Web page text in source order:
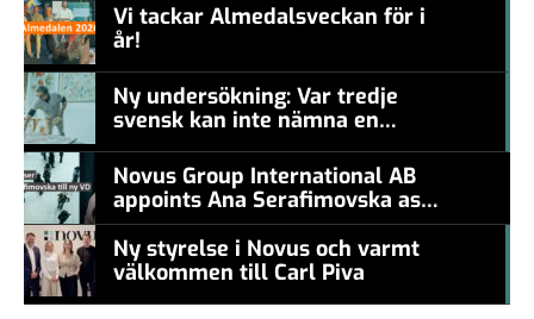
Vi tackar Almedalsveckan för i
år!
Ny undersökning: Var tredje
svensk kan inte nämna en
Novus Group International AB
appoints Ana Serafimovska as
new CEO
Ny styrelse i Novus och varmt
välkommen till Carl Piva